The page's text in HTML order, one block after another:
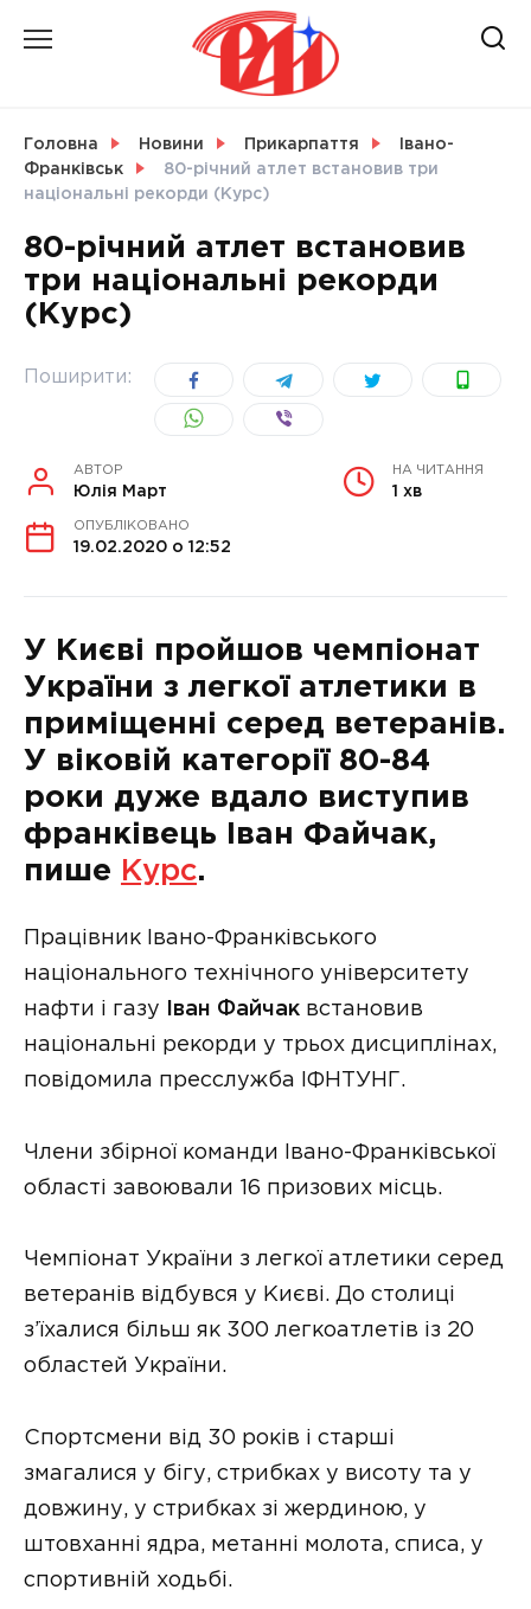
СВІТ
УКРАЇНА
Головна Новини Прикарпаття
Івано-
Франківськ
80-річний атлет встановив три
національні рекорди (Курс)
80-річний атлет встановив
три національні рекорди
(Курс)
Поширити:
АВТОР
Юлія Март
НА ЧИТАННЯ
1 хв
ОПУБЛІКОВАНО
19.02.2020 о 12:52
У Києві пройшов чемпіонат
України з легкої атлетики в
приміщенні серед ветеранів.
У віковій категорії 80-84
роки дуже вдало виступив
франківець Іван Файчак,
пише
Курс.
Працівник Івано-Франківського
національного технічного університету
нафти і газу
Іван Файчак встановив
національні рекорди у трьох дисциплінах,
повідомила пресслужба ІФНТУНГ.
Члени збірної команди Івано-Франківської
області завоювали 16 призових місць.
Чемпіонат України з легкої атлетики серед
ветеранів відбувся у Києві. До столиці
з’їхалися більш як 300 легкоатлетів із 20
областей України.
Спортсмени від 30 років і старші
змагалися у бігу, стрибках у висоту та у
довжину, у стрибках зі жердиною, у
штовханні ядра, метанні молота, списа, у
спортивній ходьбі.